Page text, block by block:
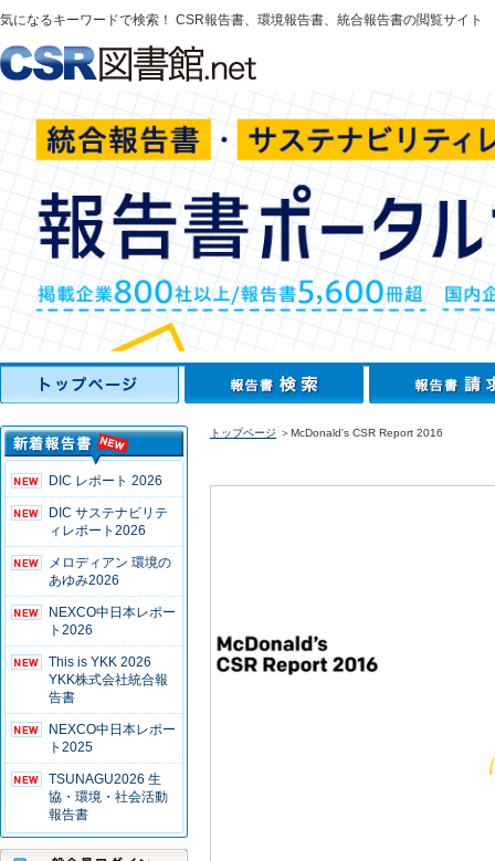
気になるキーワードで検索！ CSR報告書、環境報告書、統合報告書の閲覧サイト
DIC レポート 2026
DIC サステナビリテ
ィレポート2026
メロディアン 環境の
あゆみ2026
NEXCO中日本レポー
ト2026
This is YKK 2026
YKK株式会社統合報
告書
NEXCO中日本レポー
ト2025
TSUNAGU2026 生
協・環境・社会活動
報告書
トップページ ＞McDonald's CSR Report 2016